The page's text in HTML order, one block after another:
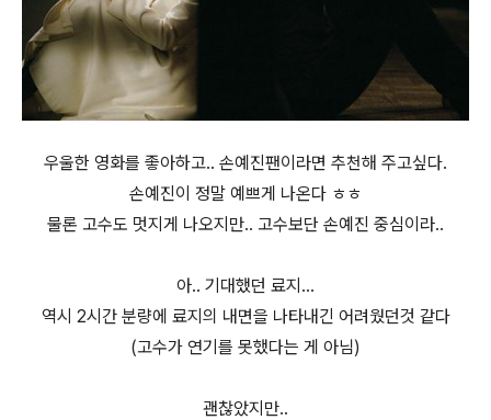
우울한 영화를 좋아하고.. 손예진팬이라면 추천해 주고싶다.
손예진이 정말 예쁘게 나온다 ㅎㅎ
물론 고수도 멋지게 나오지만.. 고수보단 손예진 중심이라..
아.. 기대했던 료지...
역시 2시간 분량에 료지의 내면을 나타내긴 어려웠던것 같다
(고수가 연기를 못했다는 게 아님)
괜찮았지만..